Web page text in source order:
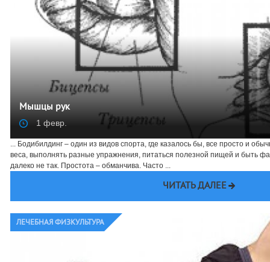
Мышцы рук
1 февр.
... Бодибилдинг – один из видов спорта, где казалось бы, все просто и
веса, выполнять разные упражнения, питаться полезной пищей и быть
далеко не так. Простота – обманчива. Часто ...
ЧИТАТЬ ДАЛЕЕ
ЛЕЧЕБНАЯ ФИЗКУЛЬТУРА